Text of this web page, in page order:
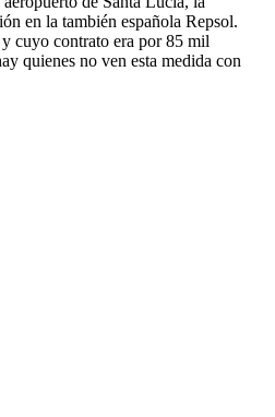
en la también española Repsol.
cuyo contrato era por 85 mil
quienes no ven esta medida con